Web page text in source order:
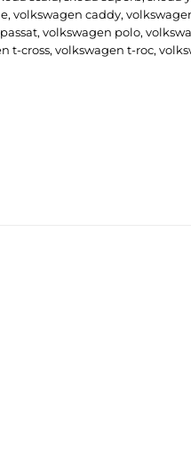
, volkswagen caddy,
, volkswagen polo,
t-cross, volkswagen t-roc,